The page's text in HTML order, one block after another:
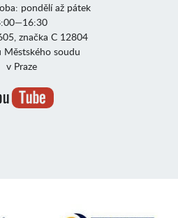
pondělí až pátek
značka C 12804
Městského soudu
v Praze